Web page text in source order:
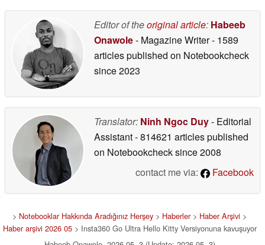
Editor of theoriginal article: Habeeb
Onawole- Magazine Writer- 1589
articles published on Notebookcheck
since 2023
Translator: Ninh Ngoc Duy- Editorial
Assistant- 814621 articles published
on Notebookchecksince 2008
contact me via:
Facebook
> Notebooklar Hakkında Aradığınız Herşey > Haberler> Haber Arşivi >
Haber arşivi 2026 05> Insta360 Go Ultra Hello Kitty Versiyonuna kavuşuyor